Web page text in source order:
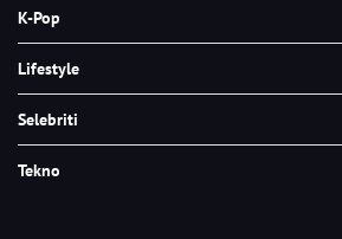
K-Pop
Lifestyle
Selebriti
Tekno